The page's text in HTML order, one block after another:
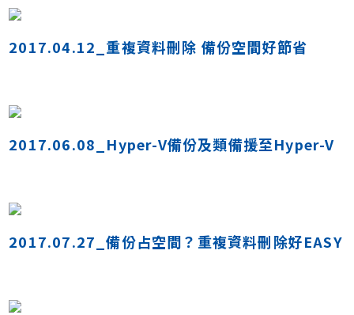
2017.04.12_重複資料刪除 備份空間好節省
2017.06.08_Hyper-V備份及類備援至Hyper-V
2017.07.27_備份占空間？重複資料刪除好EASY